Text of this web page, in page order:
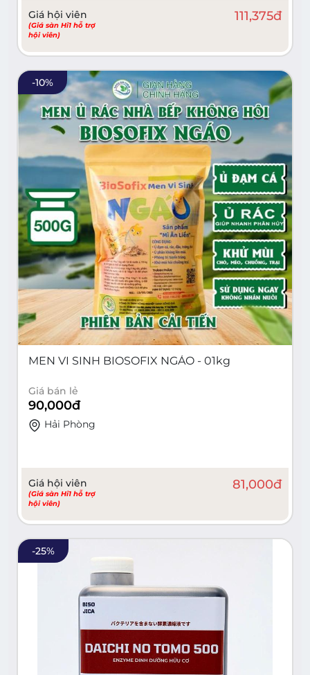
Giá hội viên
(Giá sàn Hi1 hỗ trợ
hội viên)
111,375đ
-10%
MEN VI SINH BIOSOFIX NGÁO - 01kg
Giá bán lẻ
90,000đ
Hải Phòng
Giá hội viên
(Giá sàn Hi1 hỗ trợ
hội viên)
81,000đ
-25%